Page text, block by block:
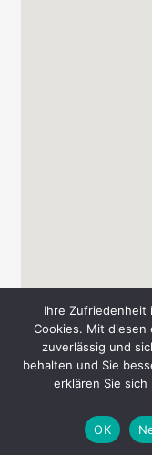
Copyright ©
Ihre Zufriedenheit
Cookies. Mit diesen
zuverlässig und
behalten und Sie
erklären Sie
OK